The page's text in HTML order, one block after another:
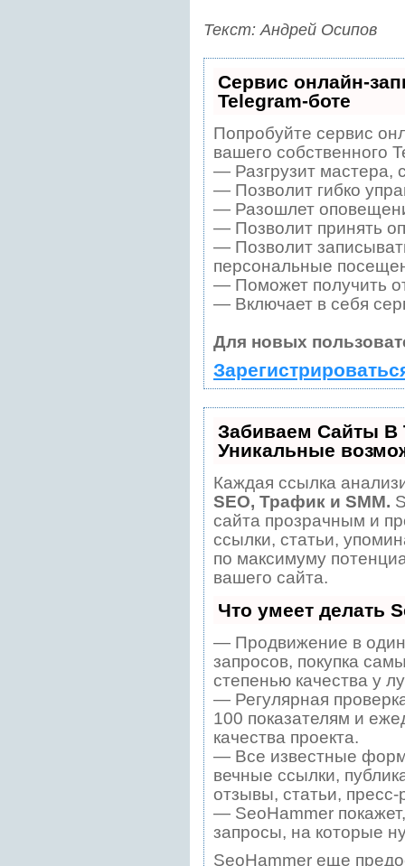
Текст: Андрей Осипов
Сервис онлайн-
Telegram-боте
Попробуйте сервис
вашего собственного
— Разгрузит мастера,
— Позволит гибко
— Разошлет
— Позволит принять
— Позволит
персональные
— Поможет получить
— Включает в себя
Для новых
Забиваем Сайты
Уникальные
Каждая ссылка
SEO, Трафик и SMM.
сайта прозрачным и
ссылки, статьи,
по максимуму
вашего сайта.
Что умеет делать
— Продвижение в один
запросов, покупка
степенью качества у
— Регулярная
100 показателям и
качества проекта.
— Все известные
вечные ссылки,
отзывы, статьи,
— SeoHammer
запросы, на которые
SeoHammer еще